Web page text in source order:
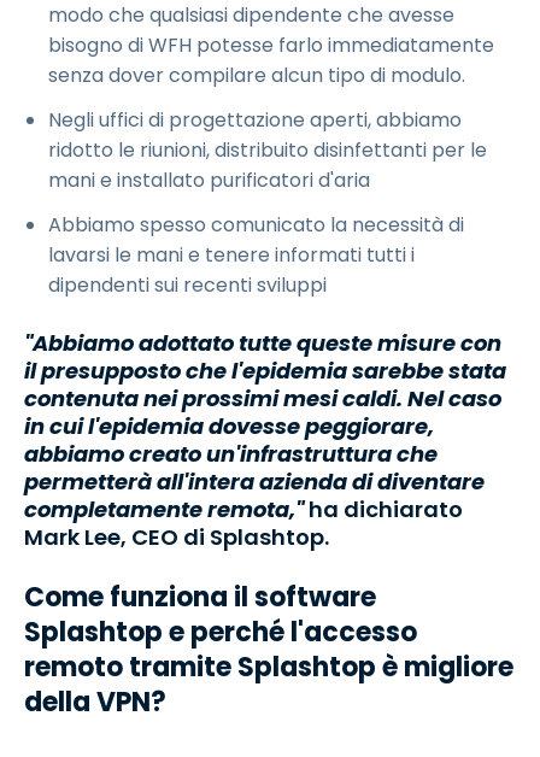
modo che qualsiasi dipendente che avesse
bisogno di WFH potesse farlo immediatamente
senza dover compilare alcun tipo di modulo.
Negli uffici di progettazione aperti, abbiamo
ridotto le riunioni, distribuito disinfettanti per le
mani e installato purificatori d'aria
Abbiamo spesso comunicato la necessità di
lavarsi le mani e tenere informati tutti i
dipendenti sui recenti sviluppi
"Abbiamo adottato tutte queste misure con
il presupposto che l'epidemia sarebbe stata
contenuta nei prossimi mesi caldi. Nel caso
in cui l'epidemia dovesse peggiorare,
abbiamo creato un'infrastruttura che
permetterà all'intera azienda di diventare
completamente remota,"ha dichiarato
Mark Lee, CEO di Splashtop.
Come funziona il software
Splashtop e perché l'accesso
remoto tramite Splashtop è migliore
della VPN?